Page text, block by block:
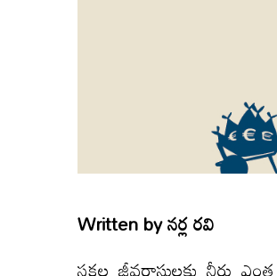
Written byనర్ల రవి